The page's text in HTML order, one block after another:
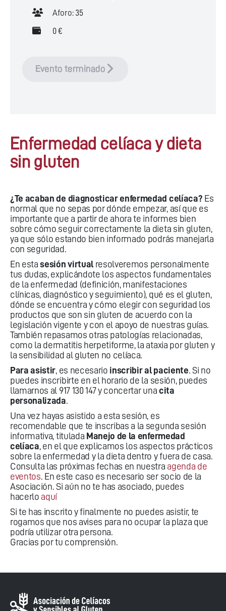
Aforo: 35
0 €
Evento terminado
Enfermedad celíaca y dieta
sin gluten
¿Te acaban de diagnosticar enfermedad celíaca? Es
normal que no sepas por dónde empezar, así que es
importante que a partir de ahora te informes bien
sobre cómo seguir correctamente la dieta sin gluten,
ya que sólo estando bien informado podrás manejarla
con seguridad.
En estasesión virtualresolveremos personalmente
tus dudas, explicándote los aspectos fundamentales
de la enfermedad (definición, manifestaciones
clínicas, diagnóstico y seguimiento), qué es el gluten,
dónde se encuentra y cómo elegir con seguridad los
productos que son sin gluten de acuerdo con la
legislación vigente y con el apoyo de nuestras guías.
También repasamos otras patologías relacionadas,
como la dermatitis herpetiforme, la ataxia por gluten y
la sensibilidad al gluten no celíaca.
Para asistir, es necesario inscribir al paciente. Si no
puedes inscribirte en el horario de la sesión, puedes
llamarnos al 917 130 147 y concertar una cita
personalizada.
Una vez hayas asistido a esta sesión, es
recomendable que te inscribas a la segunda sesión
informativa, titulada Manejo de la enfermedad
celíaca, en el que explicamos los aspectos prácticos
sobre la enfermedad y la dieta dentro y fuera de casa.
Consulta las próximas fechas en nuestra agenda de
eventos. En este caso es necesario ser socio de la
Asociación. Si aún no te has asociado, puedes
hacerlo aquí
Si te has inscrito y finalmente no puedes asistir, te
rogamos que nos avises para no ocupar la plaza que
podría utilizar otra persona.
Gracias por tu comprensión.